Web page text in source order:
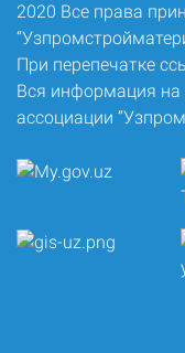
2020 Все права
При перепечатке
Вся информация на
ассоциации